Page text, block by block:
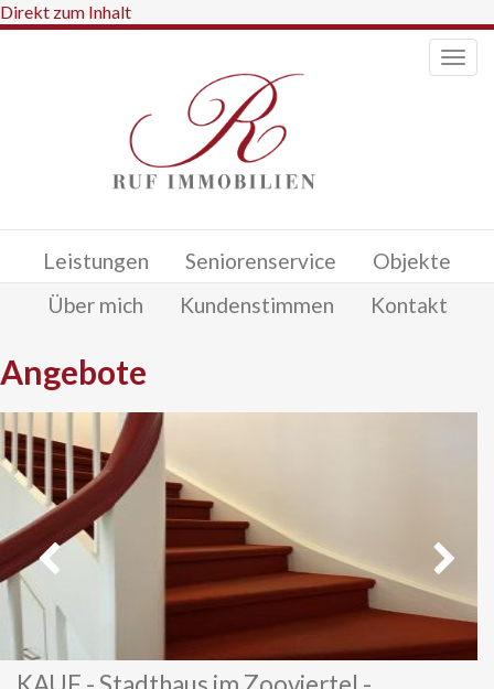
Direkt zum Inhalt
Leistungen Seniorenservice
Objekte
Über mich
Kundenstimmen Kontakt
Angebote
Vorheriges